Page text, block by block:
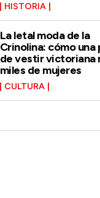
HISTORIA
La letal moda de la
Crinolina: cómo una
de vestir victoriana
miles de mujeres
CULTURA